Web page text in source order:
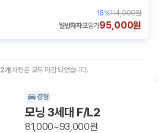
16%114,000원
일반자차포함가95,000원
2개 차량은 모두 마감 되었습니다.
경형
모닝 3세대 F/L2
81,000~93,000원